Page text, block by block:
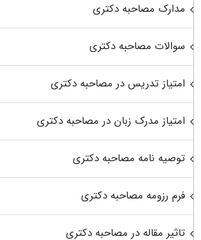
مدارک مصاحبه دکتری
سوالات مصاحبه دکتری
امتیاز تدریس در مصاحبه دکتری
امتیاز مدرک زبان در مصاحبه دکتری
توصیه نامه مصاحبه دکتری
فرم رزومه مصاحبه دکتری
تاثیر مقاله در مصاحبه دکتری